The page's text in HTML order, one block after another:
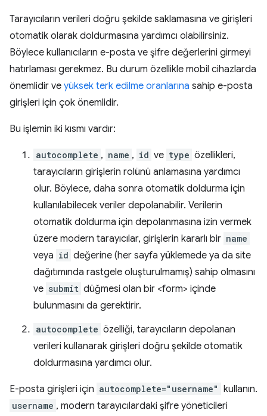
Tarayıcıların verileri doğru şekilde saklamasına ve girişleri
otomatik olarak doldurmasına yardımcı olabilirsiniz.
Böylece kullanıcıların e-posta ve şifre değerlerini girmeyi
hatırlaması gerekmez. Bu durum özellikle mobil cihazlarda
önemlidir ve yüksek terk edilme oranlarına sahip e-posta
girişleri için çok önemlidir.
Bu işlemin iki kısmı vardır:
autocomplete , name , id ve type özellikleri,
tarayıcıların girişlerin rolünü anlamasına yardımcı
olur. Böylece, daha sonra otomatik doldurma için
kullanılabilecek veriler depolanabilir. Verilerin
otomatik doldurma için depolanmasına izin vermek
üzere modern tarayıcılar, girişlerin kararlı bir name
veya id değerine (her sayfa yüklemede ya da site
dağıtımında rastgele oluşturulmamış) sahip olmasını
ve submit düğmesi olan bir <form> içinde
bulunmasını da gerektirir.
autocomplete özelliği, tarayıcıların depolanan
verileri kullanarak girişleri doğru şekilde otomatik
doldurmasına yardımcı olur.
E-posta girişleri için autocomplete="username" kullanın.
username , modern tarayıcılardaki şifre yöneticileri